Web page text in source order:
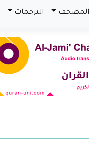
المصحف الترجمات